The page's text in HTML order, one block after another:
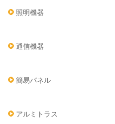
照明機器
通信機器
簡易パネル
アルミトラス